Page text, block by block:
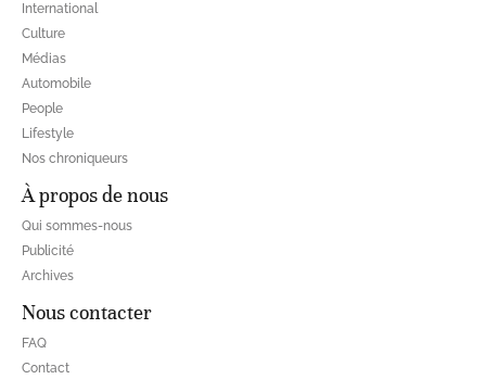
International
Culture
Médias
Automobile
People
Lifestyle
Nos chroniqueurs
À propos de nous
Qui sommes-nous
Publicité
Archives
Nous contacter
FAQ
Contact